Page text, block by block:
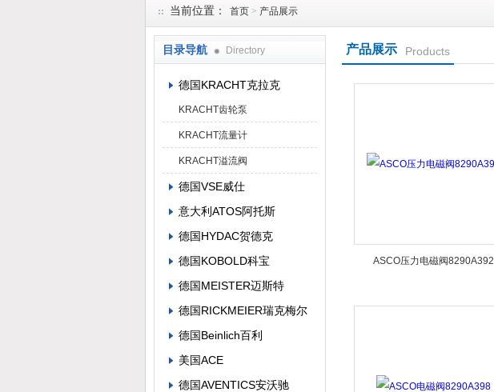
上海维特锐实业发展有限公司
当前位置： 首页 > 产品展示
目录导航 Directory
德国KRACHT克拉克
KRACHT齿轮泵
KRACHT流量计
KRACHT溢流阀
德国VSE威仕
意大利ATOS阿托斯
德国HYDAC贺德克
德国KOBOLD科宝
德国MEISTER迈斯特
德国RICKMEIER瑞克梅尔
德国Beinlich百利
美国ACE
德国AVENTICS安沃驰
产品展示 Products
ASCO压力电磁阀8290A392